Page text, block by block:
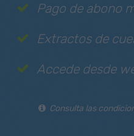
Pago de abono
Extractos de
Accede desde
Consulta las